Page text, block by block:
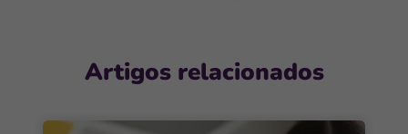
Artigos relacionados